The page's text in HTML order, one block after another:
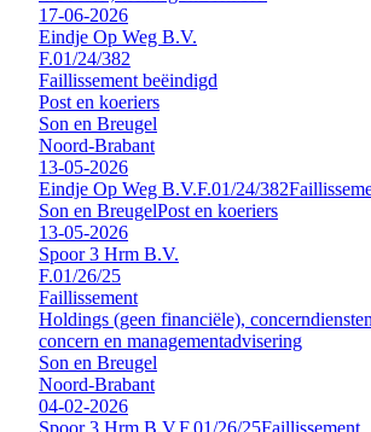
17-06-2026
Eindje Op Weg B.V.
F.01/24/382
Faillissement beëindigd
Post en koeriers
Son en Breugel
Noord-Brabant
13-05-2026
Eindje Op Weg B.V.F.01/24/382
Son en BreugelPost en koeriers
13-05-2026
Spoor 3 Hrm B.V.
F.01/26/25
Faillissement
Holdings (geen financiële),
concern en managementadvisering
Son en Breugel
Noord-Brabant
04-02-2026
Spoor 3 Hrm B.V.F.01/26/25Faillissement